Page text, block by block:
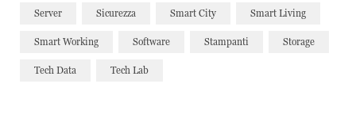
Server Sicurezza Smart City Smart Living
Smart Working Software Stampanti Storage
Tech Data Tech Lab